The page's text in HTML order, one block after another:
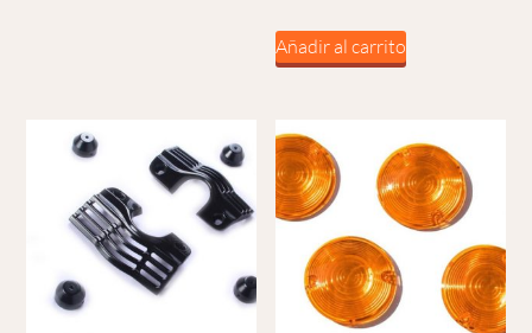
Añadir al carrito